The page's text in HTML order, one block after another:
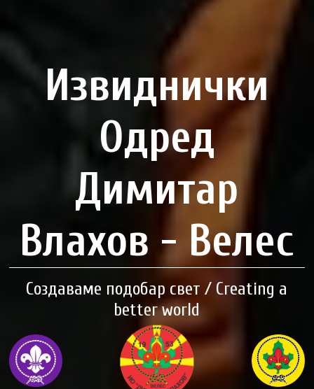
Извиднички
Одред
Димитар
Влахов - Велес
Создаваме подобар свет / Creating a
better world